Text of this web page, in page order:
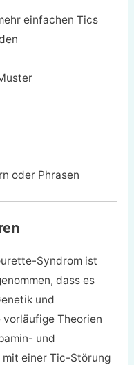
einfachen Tics
oder Phrasen
Syndrom ist
dass es
und
Theorien
und
einer Tic-Störung